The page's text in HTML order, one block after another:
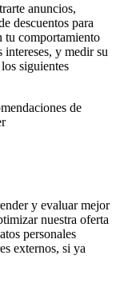
anuncios,
descuentos para
tu comportamiento
intereses, y medir su
siguientes
de
y evaluar mejor
nuestra oferta
personales
externos, si ya